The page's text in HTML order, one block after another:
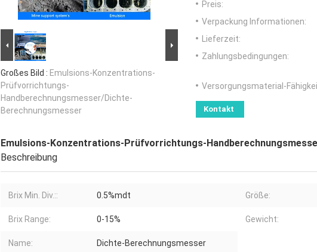
Großes Bild : Emulsions-Konzentrations-
Prüfvorrichtungs-
Handberechnungsmesser/Dichte-
Berechnungsmesser
Preis:
Verpackung Informationen:
Lieferzeit:
Zahlungsbedingungen:
Versorgungsmaterial-
Kontakt
Emulsions-Konzentrations-Prüfvorrichtungs-
Beschreibung
Brix Min. Div.:: 0.5%mdt Größe:
Brix Range: 0-15% Gewicht:
Name: Dichte-Berechnungsmesser